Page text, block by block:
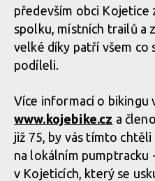
Kojenduro - horská cyklistika v
očekávání!
Kojenduro - horská cyklistika v
očekávání!
především obci
spolku, místních trailů a
velké díky patří všem co
podíleli.
Více informací o bikingu
www.kojebike.cz a
již 75, by vás tímto
na lokálním pumptracku
v Kojeticích, který se